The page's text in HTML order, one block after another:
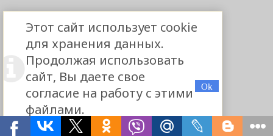
Этот сайт использует cookie
для хранения данных.
Продолжая использовать
сайт, Вы даете свое
согласие на работу с этими
файлами.